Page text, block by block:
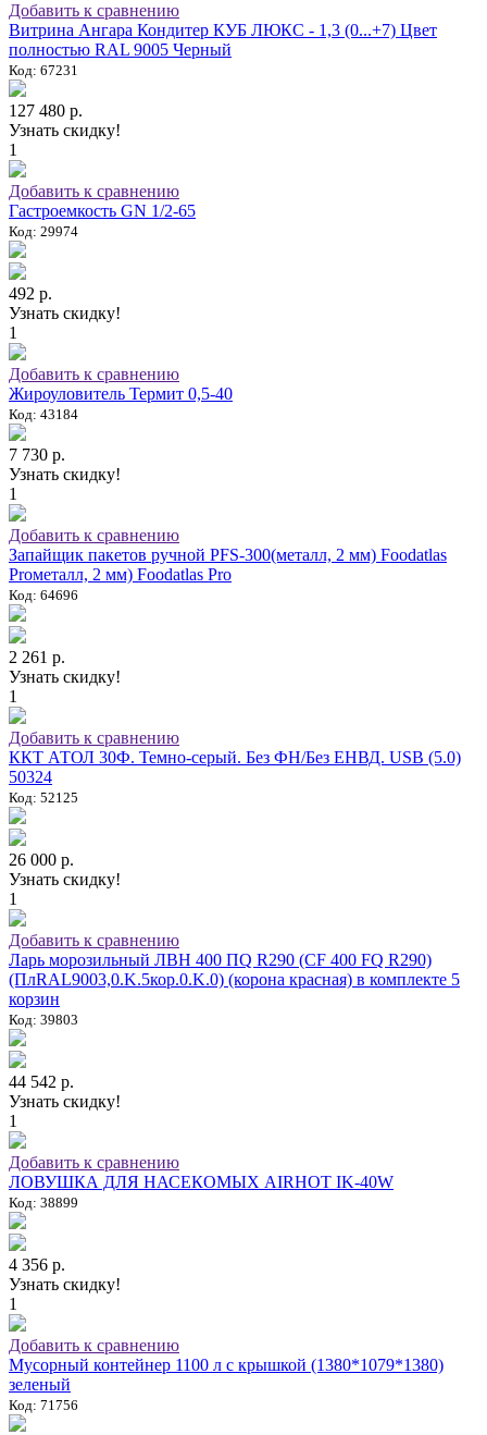
Добавить к сравнению
Витрина Ангара Кондитер КУБ ЛЮКС - 1,3 (0...+7) Цвет
полностью RAL 9005 Черный
Код: 67231
127 480 р.
Узнать скидку!
1
Добавить к сравнению
Гастроемкость GN 1/2-65
Код: 29974
492 р.
Узнать скидку!
1
Добавить к сравнению
Жироуловитель Термит 0,5-40
Код: 43184
7 730 р.
Узнать скидку!
1
Добавить к сравнению
Запайщик пакетов ручной PFS-300(металл, 2 мм) Foodatlas
Proметалл, 2 мм) Foodatlas Pro
Код: 64696
2 261 р.
Узнать скидку!
1
Добавить к сравнению
ККТ АТОЛ 30Ф. Темно-серый. Без ФН/Без ЕНВД. USB (5.0)
50324
Код: 52125
26 000 р.
Узнать скидку!
1
Добавить к сравнению
Ларь морозильный ЛВН 400 ПQ R290 (СF 400 FQ R290)
(ПлRAL9003,0.K.5кор.0.K.0) (корона красная) в комплекте 5
корзин
Код: 39803
44 542 р.
Узнать скидку!
1
Добавить к сравнению
ЛОВУШКА ДЛЯ НАСЕКОМЫХ AIRHOT IK-40W
Код: 38899
4 356 р.
Узнать скидку!
1
Добавить к сравнению
Мусорный контейнер 1100 л с крышкой (1380*1079*1380)
зеленый
Код: 71756